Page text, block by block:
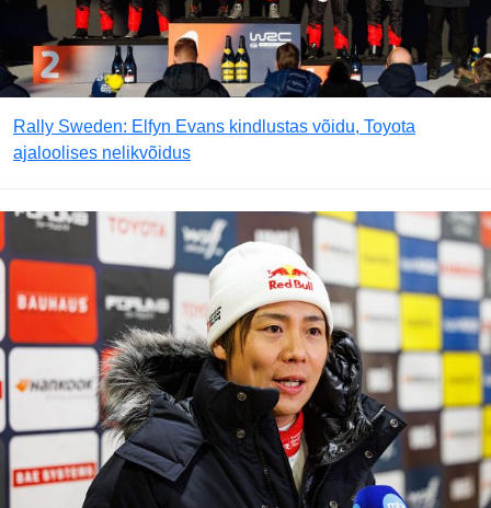
Rally Sweden: Elfyn Evans kindlustas võidu, Toyota
ajaloolises nelikvõidus